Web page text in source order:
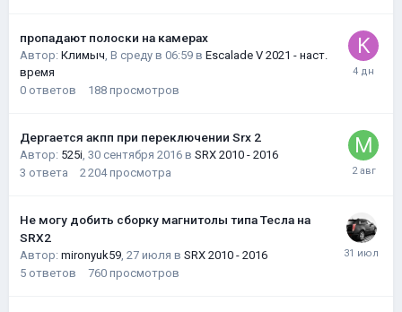
пропадают полоски на камерах
Автор: Климыч, В среду в 06:59 в Escalade V 2021 - наст.
время
0 ответов 188 просмотров
Дергается акпп при переключении Srx 2
Автор: 525i, 30 сентября 2016 в SRX 2010 - 2016
3 ответа 2 204 просмотра
Не могу добить сборку магнитолы типа Тесла на
SRX2
Автор: mironyuk59, 27 июля в SRX 2010 - 2016
5 ответов 760 просмотров